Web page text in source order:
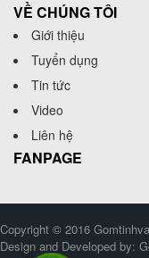
VỀ CHÚNG TÔI
Giới thiệu
Tuyển dụng
Tin tức
Video
Liên hệ
FANPAGE
Copyright © 2016
Design and Developed by: